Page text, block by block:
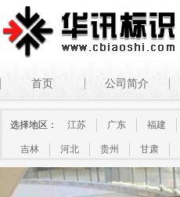
首页 公司简介
选择地区： 江苏 广东 福建
吉林 河北 贵州 甘肃